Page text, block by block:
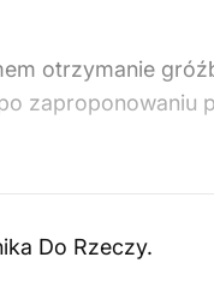
otrzymanie
zaproponowaniu
Do Rzeczy.